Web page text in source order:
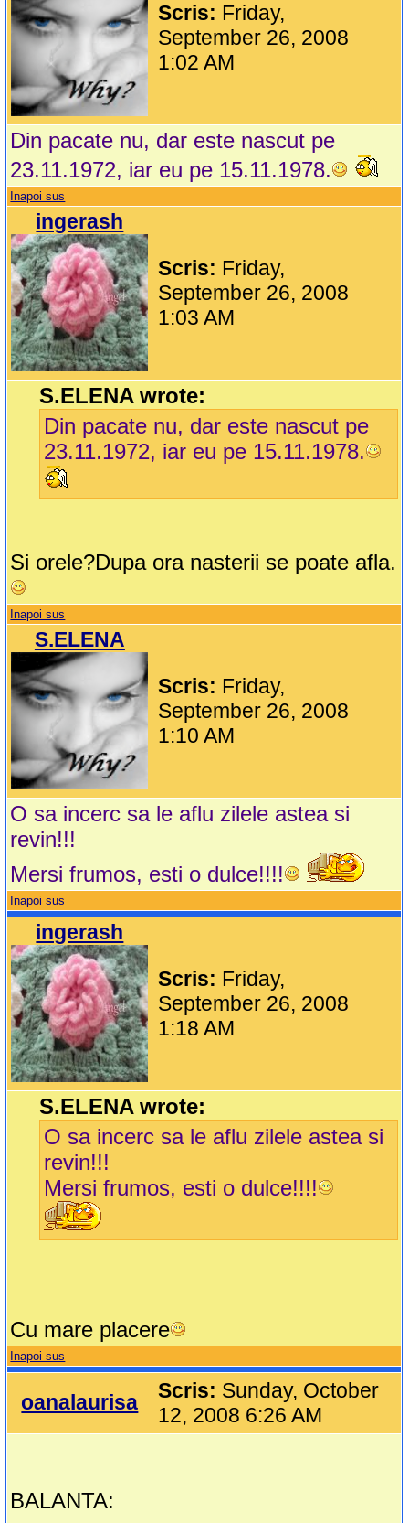
Scris: Friday,
September 26, 2008
1:02 AM
Din pacate nu, dar este nascut pe
23.11.1972, iar eu pe 15.11.1978.
Inapoi sus
ingerash
Scris: Friday,
September 26, 2008
1:03 AM
S.ELENA wrote:
Din pacate nu, dar este nascut pe
23.11.1972, iar eu pe 15.11.1978.
Si orele?Dupa ora nasterii se poate afla.
Inapoi sus
S.ELENA
Scris: Friday,
September 26, 2008
1:10 AM
O sa incerc sa le aflu zilele astea si
revin!!!
Mersi frumos, esti o dulce!!!!
Inapoi sus
ingerash
Scris: Friday,
September 26, 2008
1:18 AM
S.ELENA wrote:
O sa incerc sa le aflu zilele astea si
revin!!!
Mersi frumos, esti o dulce!!!!
Cu mare placere
Inapoi sus
oanalaurisa Scris: Sunday, October
12, 2008 6:26 AM
BALANTA: